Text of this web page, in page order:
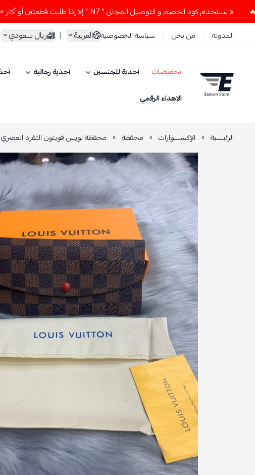
لا تستخدم كود الخصم و التوصيل المجاني " N7 " إلا إذا طلبت قطعتين أو أكثر 👀🔥
المدونة من نحن سياسة الخصوصية العربية | ريال سعودي
ESEVEN STORE
تخفيضات أحذية للجنسين أحذية رجالية
الاهداء الرقمي
الرئيسية الإكسسوارات محفظة محفظة لويس فويتون التفرد العصري